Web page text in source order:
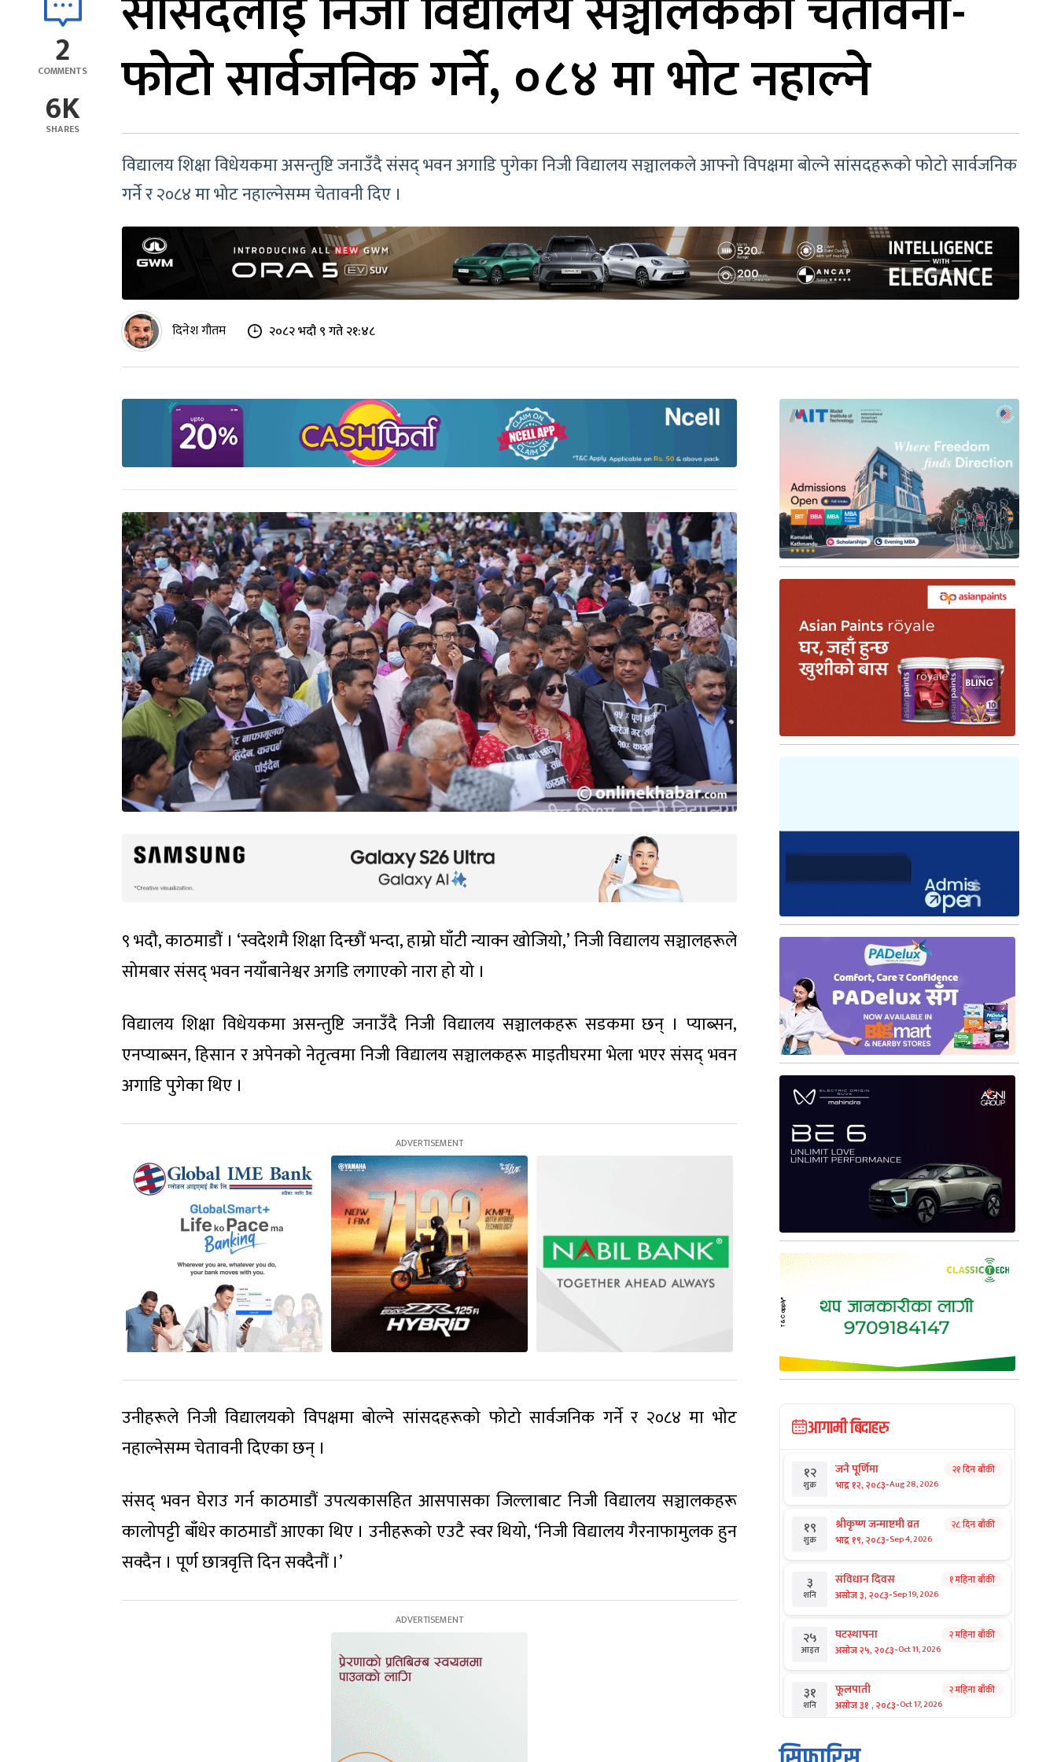
2
COMMENTS
6K
SHARES
फोटो सार्वजनिक गर्ने, ०८४ मा भोट नहाल्ने
विद्यालय शिक्षा विधेयकमा असन्तुष्टि जनाउँदै संसद् भवन अगाडि पुगेका निजी विद्यालय सञ्चालकले आफ्नो विपक्षमा बोल्ने सांसदहरूको फोटो सार्वजनिक
गर्ने र २०८४ मा भोट नहाल्नेसम्म चेतावनी दिए ।
दिनेश गौतम २०८२ भदौ ९ गते २१:४८
९ भदौ, काठमाडौं । ‘स्वदेशमै शिक्षा दिन्छौं भन्दा, हाम्रो घाँटी न्याक्न खोजियो,’ निजी विद्यालय सञ्चालहरूले
सोमबार संसद् भवन नयाँबानेश्वर अगडि लगाएको नारा हो यो ।
विद्यालय शिक्षा विधेयकमा असन्तुष्टि जनाउँदै निजी विद्यालय सञ्चालकहरू सडकमा छन् । प्याब्सन,
एनप्याब्सन, हिसान र अपेनको नेतृत्वमा निजी विद्यालय सञ्चालकहरू माइतीघरमा भेला भएर संसद् भवन
अगाडि पुगेका थिए ।
उनीहरूले निजी विद्यालयको विपक्षमा बोल्ने सांसदहरूको फोटो सार्वजनिक गर्ने र २०८४ मा भोट
नहाल्नेसम्म चेतावनी दिएका छन् ।
संसद् भवन घेराउ गर्न काठमाडौं उपत्यकासहित आसपासका जिल्लाबाट निजी विद्यालय सञ्चालकहरू
कालोपट्टी बाँधेर काठमाडौं आएका थिए । उनीहरूको एउटै स्वर थियो, ‘निजी विद्यालय गैरनाफामुलक हुन
सक्दैन । पूर्ण छात्रवृत्ति दिन सक्दैनौं ।’
आगामी बिदाहरु
१२
शुक्र
जनै पूर्णिमा
भाद्र १२, २०८३-Aug 28, 2026
२१ दिन बाँकी
१९
शुक्र
श्रीकृष्ण जन्माष्टमी व्रत
भाद्र १९, २०८३-Sep 4, 2026
२८ दिन बाँकी
३
शनि
संविधान दिवस
असोज ३, २०८३-Sep 19, 2026
१ महिना बाँकी
२५
आइत
घटस्थापना
असोज २५, २०८३-Oct 11, 2026
२ महिना बाँकी
३१
शनि
फूलपाती
असोज ३१ , २०८३-Oct 17, 2026
२ महिना बाँकी
१ कार्तिक सङ्क्रान्ति